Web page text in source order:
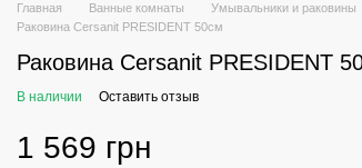
Главная Ванные комнаты Умывальники и раковины
Раковина Cersanit PRESIDENT 50см
Раковина Cersanit PRESIDENT
В наличии Оставить отзыв
1 569 грн